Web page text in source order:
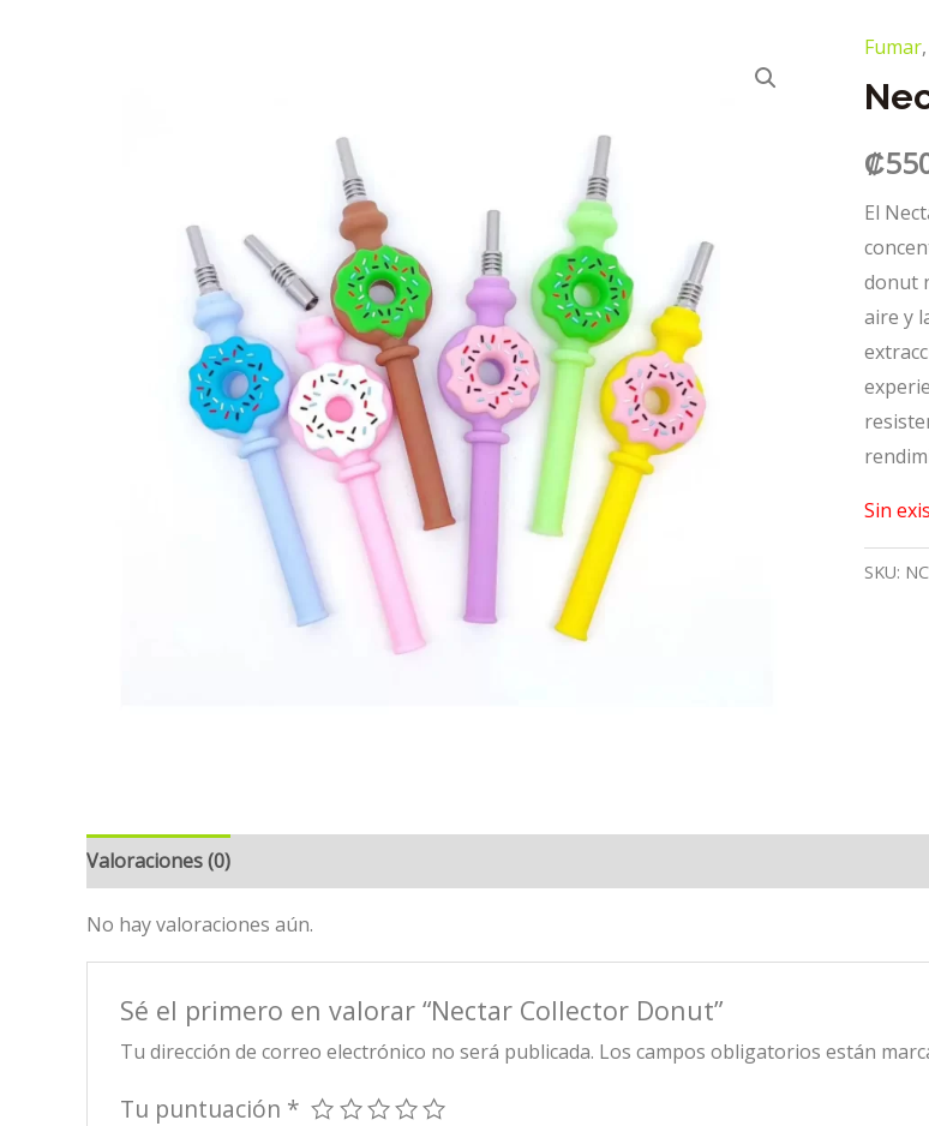
Fumar,
₡
El
donut
aire y
Sin
SKU:
Valoraciones (0)
No hay valoraciones aún.
Sé el primero en valorar “Nectar Collector Donut”
Tu dirección de correo electrónico no será publicada. Los campos obligatorios están
Tu puntuación *